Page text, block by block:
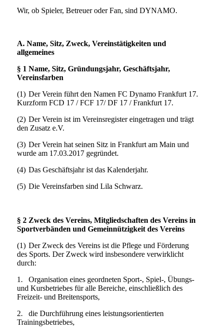
Wir, ob Spieler, Betreuer oder Fan, sind DYNAMO.
A. Name, Sitz, Zweck, Vereinstätigkeiten und
allgemeines
§ 1 Name, Sitz, Gründungsjahr, Geschäftsjahr,
Vereinsfarben
(1) Der Verein führt den Namen FC Dynamo Frankfurt 17.
Kurzform FCD 17 / FCF 17/ DF 17 / Frankfurt 17.
(2) Der Verein ist im Vereinsregister eingetragen und trägt
den Zusatz e.V.
(3) Der Verein hat seinen Sitz in Frankfurt am Main und
wurde am 17.03.2017 gegründet.
(4) Das Geschäftsjahr ist das Kalenderjahr.
(5) Die Vereinsfarben sind Lila Schwarz.
§ 2 Zweck des Vereins, Mitgliedschaften des Vereins in
Sportverbänden und Gemeinnützigkeit des Vereins
(1) Der Zweck des Vereins ist die Pflege und Förderung
des Sports. Der Zweck wird insbesondere verwirklicht
durch:
1.
Organisation eines geordneten Sport-, Spiel-, Übungs-
und Kursbetriebes für alle Bereiche, einschließlich des
Freizeit- und Breitensports,
2.
die Durchführung eines leistungsorientierten
Trainingsbetriebes,